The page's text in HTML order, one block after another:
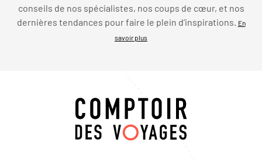
conseils de nos spécialistes, nos coups de cœur, et nos
dernières tendances pour faire le plein d’inspirations.
En
savoir plus